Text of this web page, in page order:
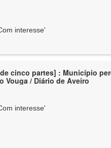
interesse'
cinco partes] : Município
Vouga / Diário de Aveiro
interesse'